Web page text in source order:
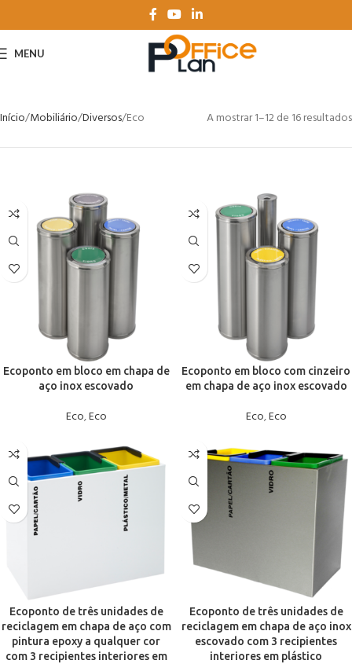
MENU
Início Mobiliário Diversos Eco A mostrar 1–12 de 16 resultados
Ecoponto em bloco em chapa de
aço inox escovado
Eco,Eco
Ecoponto em bloco com cinzeiro
em chapa de aço inox escovado
Eco,Eco
Ecoponto de três unidades de
reciclagem em chapa de aço com
pintura epoxy a qualquer cor
com 3 recipientes interiores em
Ecoponto de três unidades de
reciclagem em chapa de aço inox
escovado com 3 recipientes
interiores em plástico